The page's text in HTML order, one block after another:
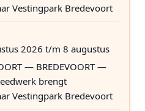
Vestingpark Bredevoort
2026 t/m 8 augustus
— BREDEVOORT —
brengt
Vestingpark Bredevoort